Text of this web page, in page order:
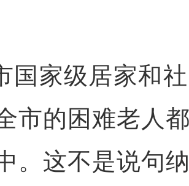
国家级居家和
市的困难老人
。这不是说句